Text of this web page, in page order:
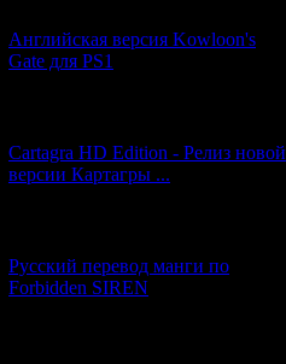
Английская версия Kowloon's
Gate для PS1
Cartagra HD Edition - Релиз новой
версии Картагры ...
Русский перевод манги по
Forbidden SIREN